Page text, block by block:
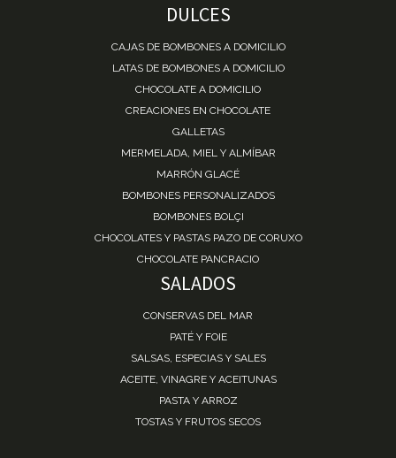
DULCES
CAJAS DE BOMBONES A DOMICILIO
LATAS DE BOMBONES A DOMICILIO
CHOCOLATE A DOMICILIO
CREACIONES EN CHOCOLATE
GALLETAS
MERMELADA, MIEL Y ALMÍBAR
MARRÓN GLACÉ
BOMBONES PERSONALIZADOS
BOMBONES BOLÇI
CHOCOLATES Y PASTAS PAZO DE CORUXO
CHOCOLATE PANCRACIO
SALADOS
CONSERVAS DEL MAR
PATÉ Y FOIE
SALSAS, ESPECIAS Y SALES
ACEITE, VINAGRE Y ACEITUNAS
PASTA Y ARROZ
TOSTAS Y FRUTOS SECOS